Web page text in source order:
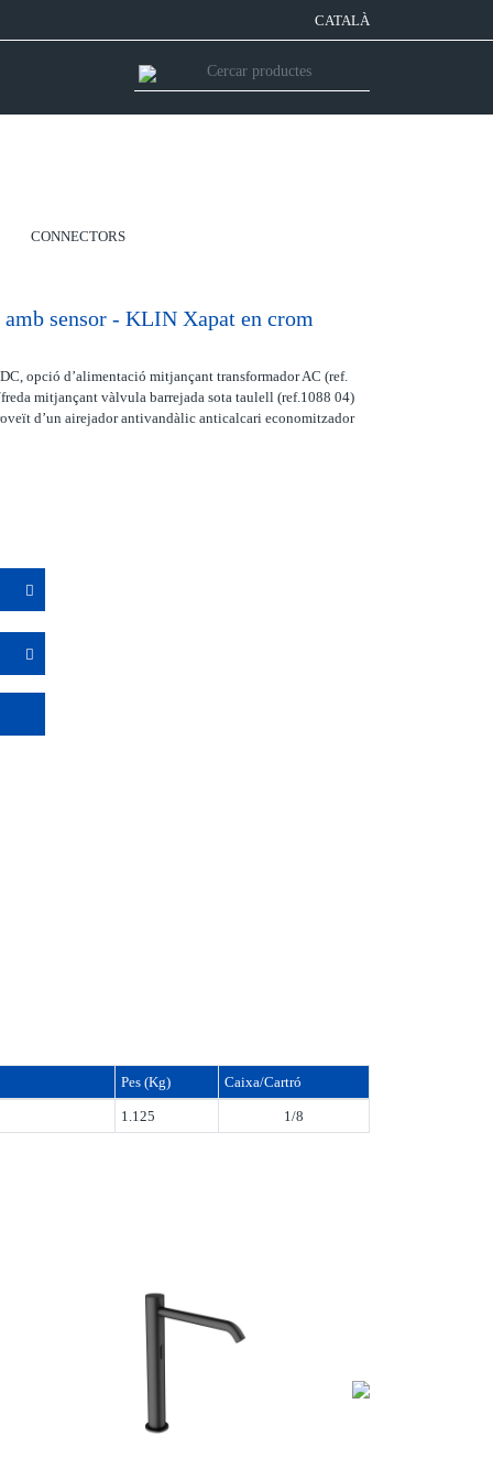
CATALÀ
CONNECTORS
sensor - KLIN Xapat en crom
opció d’alimentació mitjançant transformador AC (ref.
mitjançant vàlvula barrejada sota taulell (ref.1088 04)
d’un airejador antivandàlic anticalcari economitzador
Pes (Kg) Caixa/Cartró
1.125 1/8